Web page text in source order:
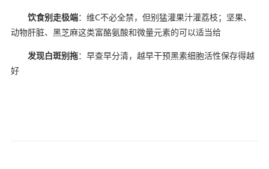
饮食别走极端：维C不必全禁，但别猛灌果汁灌荔枝；坚果、
动物肝脏、黑芝麻这类富酪氨酸和微量元素的可以适当给
发现白斑别拖：早查早分清，越早干预黑素细胞活性保存得越
好